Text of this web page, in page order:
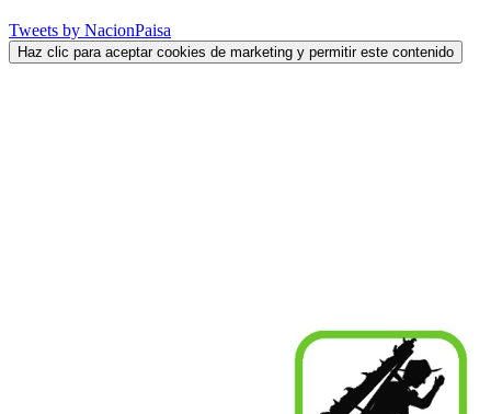
Tweets by NacionPaisa
Haz clic para aceptar cookies de marketing y permitir este contenido